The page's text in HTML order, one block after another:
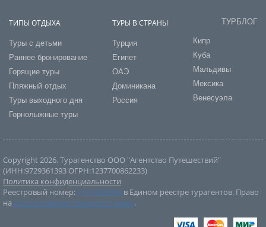
ТИПЫ ОТДЫХА
Туры с детьми
Раннее бронирование
Горящие туры
Пляжный отдых
Туры выходного дня
Горнолыжные туры
ТУРЫ В СТРАНЫ
Турция
Египет
ОАЭ
Доминикана
Россия
ТУРБЛОГ
Кипр
Куба
Мальдивы
Мексика
Венесуэла
Copyright 2026. Турагенство ООО "Агентство Путешествий"
(ИНН:9729361393 ОГРН:1237700862233)
Политика конфиденциальности
Реестровый номер: РТА 0038090 в Едином реестре турагентов. Право
на использование товарного знака.